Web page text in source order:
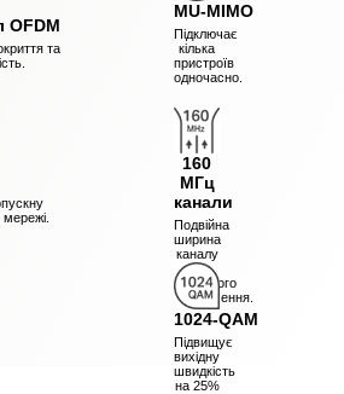
та
MU-MIMO
Підключає
кілька
пристроїв
одночасно.
мережі.
160
МГц
канали
Подвійна
ширина
каналу
для
швидшого
підключення.
1024-QAM
Підвищує
вихідну
швидкість
на 25%